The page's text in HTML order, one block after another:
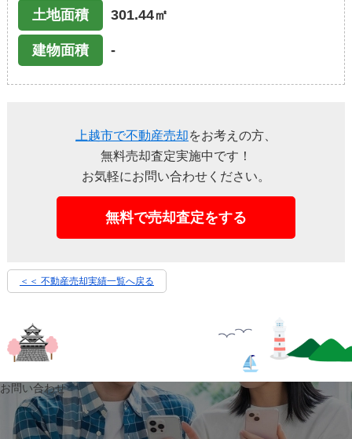
土地面積 301.44㎡
建物面積 -
上越市で不動産売却をお考えの方、
無料売却査定実施中です！
お気軽にお問い合わせください。
無料で売却査定をする
＜＜ 不動産売却実績一覧へ戻る
お問い合わせ